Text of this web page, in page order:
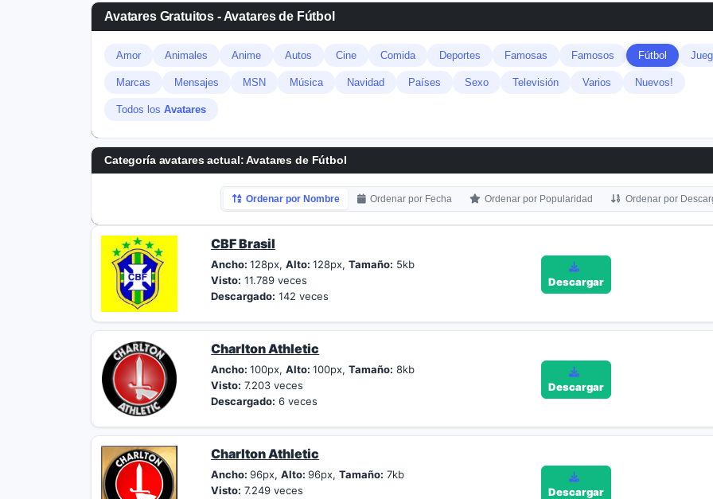
Avatares Gratuitos - Avatares de Fútbol
Amor Animales Anime Autos Cine Comida Deportes Famosas Famosos Fútbol
Marcas Mensajes MSN Música Navidad Países Sexo Televisión Varios Nuevos!
Todos los Avatares
Categoría avatares actual: Avatares de Fútbol
Ordenar por Nombre Ordenar por Fecha Ordenar por Popularidad Ordenar por
CBF Brasil
Ancho:128px,Alto:128px,Tamaño: 5kb
Visto: 11.789 veces
Descargado: 142 veces
Descargar
Charlton Athletic
Ancho:100px,Alto:100px,Tamaño: 8kb
Visto: 7.203 veces
Descargado: 6 veces
Descargar
Charlton Athletic
Ancho:96px,Alto:96px,Tamaño: 7kb
Visto: 7.249 veces
Descargar